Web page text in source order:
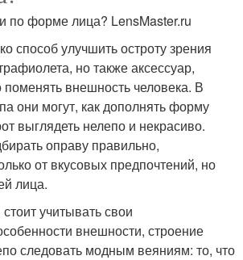
по форме лица? LensMaster.ru
способ улучшить остроту зрения
но также аксессуар,
внешность человека. В
они могут, как дополнять форму
выглядеть нелепо и некрасиво.
оправу правильно,
от вкусовых предпочтений, но
лица.
учитывать свои
внешности, строение
следовать модным веяниям: то, что